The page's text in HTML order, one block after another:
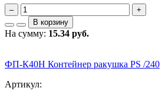
–
+
В корзину
На сумму: 15.34 руб.
ФП-К40Н Контейнер ракушка PS /240
Артикул: